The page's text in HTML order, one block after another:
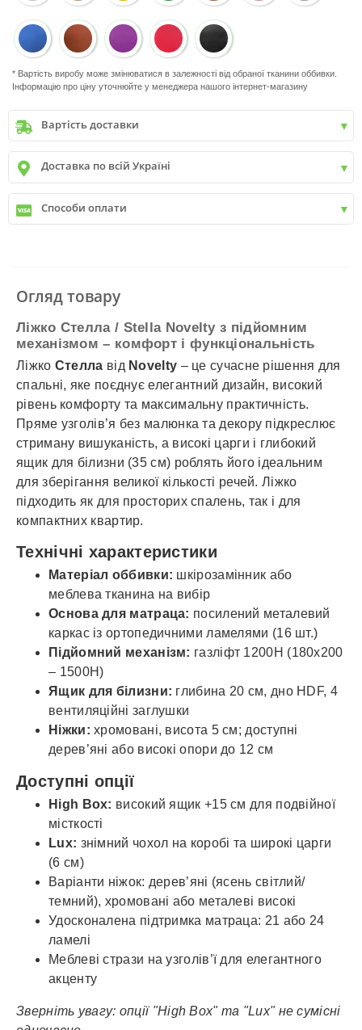
* Вартість виробу може змінюватися в залежності від обраної тканини оббивки.
Інформацію про ціну уточнюйте у менеджера нашого інтернет-магазину
Вартість доставки
Київдо9999 грн. -400 грн.
Київвід9999 грн - БЕЗКОШТОВНО
Київ передмістя +30 грн\км
Доставка по всій Україні
✓Нова пошта
✓Делівері
✓Автолюкс
Способи оплати
✓ Детальніше
Огляд товару
Ліжко Стелла / Stella Novelty з підйомним
механізмом – комфорт і функціональність
Ліжко Стелла від Novelty – це сучасне рішення для
спальні, яке поєднує елегантний дизайн, високий
рівень комфорту та максимальну практичність.
Пряме узголів’я без малюнка та декору підкреслює
стриману вишуканість, а високі царги і глибокий
ящик для білизни (35 см) роблять його ідеальним
для зберігання великої кількості речей. Ліжко
підходить як для просторих спалень, так і для
компактних квартир.
Технічні характеристики
Матеріал оббивки: шкірозамінник або
меблева тканина на вибір
Основа для матраца: посилений металевий
каркас із ортопедичними ламелями (16 шт.)
Підйомний механізм: газліфт 1200Н (180x200
– 1500Н)
Ящик для білизни: глибина 20 см, дно HDF, 4
вентиляційні заглушки
Ніжки: хромовані, висота 5 см; доступні
дерев’яні або високі опори до 12 см
Доступні опції
High Box: високий ящик +15 см для подвійної
місткості
Lux: знімний чохол на коробі та широкі царги
(6 см)
Варіанти ніжок: дерев’яні (ясень світлий/
темний), хромовані або металеві високі
Удосконалена підтримка матраца: 21 або 24
ламелі
Меблеві стрази на узголів’ї для елегантного
акценту
Зверніть увагу: опції "High Box" та "Lux" не сумісні